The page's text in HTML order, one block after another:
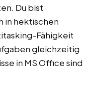
Du bist
in hektischen
Fähigkeit
gleichzeitig
in MS Office sind